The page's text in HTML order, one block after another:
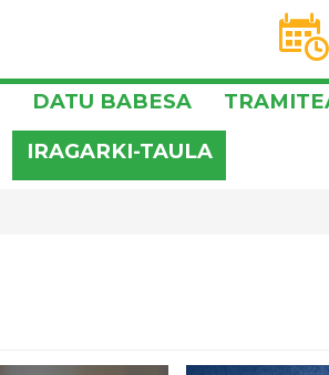
D
DATU BABESA
IRAGARKI-TAULA